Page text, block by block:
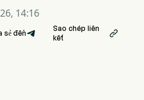
14:16
sẻ đến
Sao chép liên
kết
